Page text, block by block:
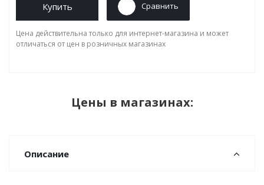
Купить Сравнить
Цена действительна только для интернет-магазина и может
отличаться от цен в розничных магазинах
Цены в магазинах:
Описание